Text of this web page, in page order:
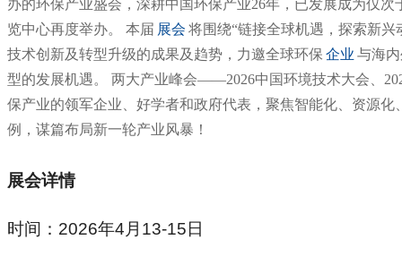
办的环保产业盛会，深耕中国环保产业26年，已发展成为仅
览中心再度举办。 本届 展会 将围绕“链接全球机遇，探索新
技术创新及转型升级的成果及趋势，力邀全球环保 企业 与海
型的发展机遇。 两大产业峰会——2026中国环境技术大会、
保产业的领军企业、好学者和政府代表，聚焦智能化、资源
例，谋篇布局新一轮产业风暴！
展会详情
时间： 2026年4 月 13-15 日